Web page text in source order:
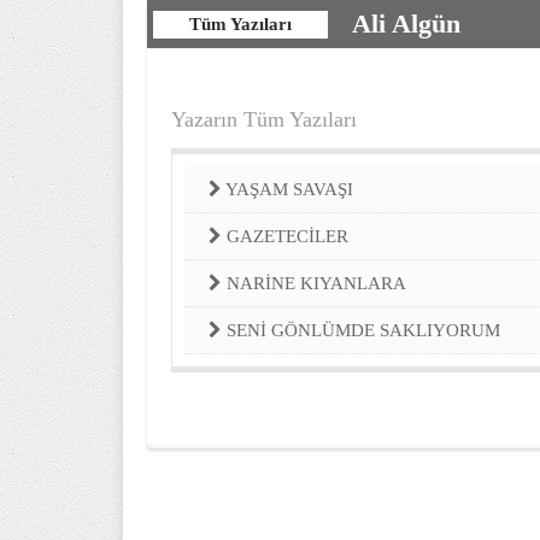
Ali Algün
Tüm Yazıları
Yazarın Tüm Yazıları
YAŞAM SAVAŞI
GAZETECİLER
NARİNE KIYANLARA
SENİ GÖNLÜMDE SAKLIYORUM